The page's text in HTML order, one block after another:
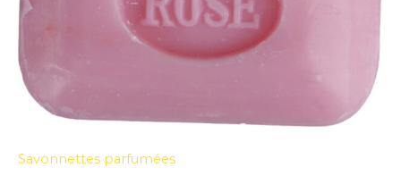
Savonnettes parfumées